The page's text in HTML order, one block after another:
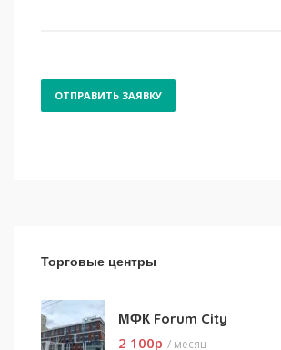
Торговые центры
МФК Forum City
2 100p / месяц